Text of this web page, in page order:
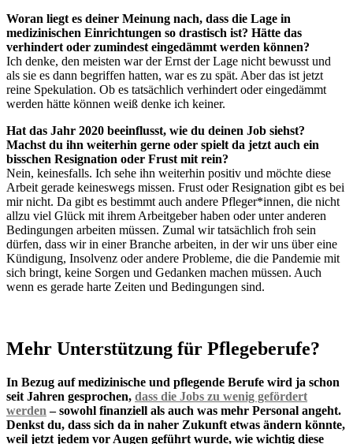
Woran liegt es deiner Meinung nach, dass die Lage in
medizinischen Einrichtungen so drastisch ist? Hätte das
verhindert oder zumindest eingedämmt werden können?
Ich denke, den meisten war der Ernst der Lage nicht bewusst und
als sie es dann begriffen hatten, war es zu spät. Aber das ist jetzt
reine Spekulation. Ob es tatsächlich verhindert oder eingedämmt
werden hätte können weiß denke ich keiner.
Hat das Jahr 2020 beeinflusst, wie du deinen Job siehst?
Machst du ihn weiterhin gerne oder spielt da jetzt auch ein
bisschen Resignation oder Frust mit rein?
Nein, keinesfalls. Ich sehe ihn weiterhin positiv und möchte diese
Arbeit gerade keineswegs missen. Frust oder Resignation gibt es bei
mir nicht. Da gibt es bestimmt auch andere Pfleger*innen, die nicht
allzu viel Glück mit ihrem Arbeitgeber haben oder unter anderen
Bedingungen arbeiten müssen. Zumal wir tatsächlich froh sein
dürfen, dass wir in einer Branche arbeiten, in der wir uns über eine
Kündigung, Insolvenz oder andere Probleme, die die Pandemie mit
sich bringt, keine Sorgen und Gedanken machen müssen. Auch
wenn es gerade harte Zeiten und Bedingungen sind.
Mehr Unterstützung für Pflegeberufe?
In Bezug auf medizinische und pflegende Berufe wird ja schon
seit Jahren gesprochen, dass die Jobs zu wenig gefördert
werden – sowohl finanziell als auch was mehr Personal angeht.
Denkst du, dass sich da in naher Zukunft etwas ändern könnte,
weil jetzt jedem vor Augen geführt wurde, wie wichtig diese